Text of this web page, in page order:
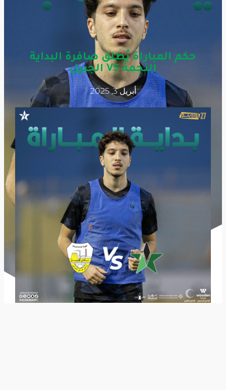
حكم المباراة يُطلق صافرة البداية
النجمة VS الجبيل
أبريل 3, 2025